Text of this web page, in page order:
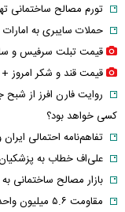
تورم مصالح ساختمانی تهران از ۱۰۰
حملات سایبری به امارات
قیمت تبلت سرفیس و
قیمت قند و شکر امروز
روایت فارن افرز از
کسی خواهد بود؟
تفاهم‌نامه احتمالی
علی‌اف خطاب به
بازار مصالح
مقاومت ۵.۶ میلیون واحدی شاخص کل شکسته شد + جدول